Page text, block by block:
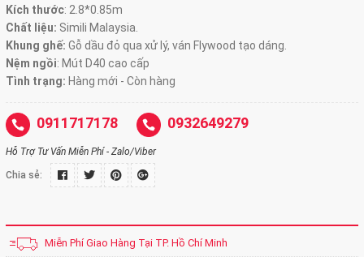
Kích thước: 2.8*0.85m
Chất liệu: Simili Malaysia.
Khung ghế: Gỗ dầu đỏ qua xử lý, ván Flywood tạo dáng.
Nệm ngồi: Mút D40 cao cấp
Tình trạng: Hàng mới - Còn hàng
0911717178 0932649279
Hỗ Trợ Tư Vấn Miễn Phí - Zalo/Viber
Chia sẻ:
Miễn Phí Giao Hàng Tại TP. Hồ Chí Minh